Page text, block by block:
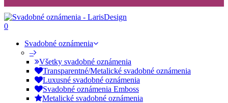
0
Svadobné oznámenia
–
Všetky svadobné oznámenia
Transparentné/Metalické svadobné oznámenia
Luxusné svadobné oznámenia
Svadobné oznámenia Emboss
Metalické svadobné oznámenia